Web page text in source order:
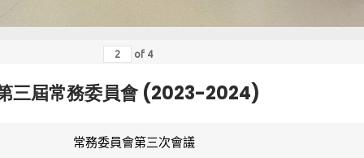
of 4
三屆常務委員會 (2023-2024)
常務委員會第三次會議